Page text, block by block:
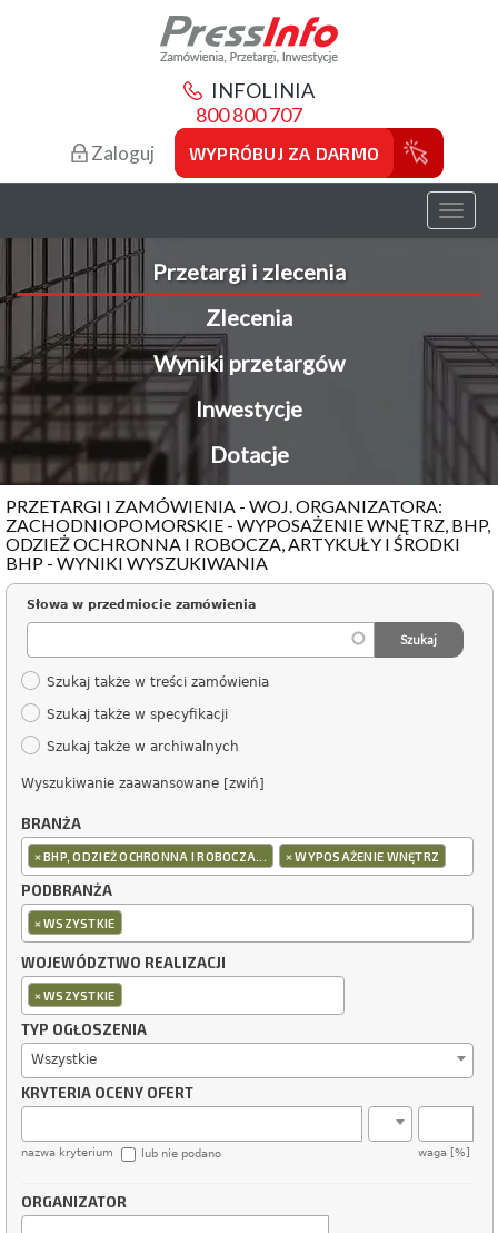
INFOLINIA
800 800 707
Zaloguj WYPRÓBUJ ZA DARMO
Toggle
Przetargi i zlecenia
Zlecenia
Wyniki przetargów
Inwestycje
Dotacje
PRZETARGI I ZAMÓWIENIA - WOJ. ORGANIZATORA:
ZACHODNIOPOMORSKIE - WYPOSAŻENIE WNĘTRZ, BHP,
ODZIEŻ OCHRONNA I ROBOCZA, ARTYKUŁY I ŚRODKI
BHP - WYNIKI WYSZUKIWANIA
Słowa w przedmiocie zamówienia
Szukaj także w treści zamówienia
Szukaj także w specyfikacji
Szukaj także w archiwalnych
Wyszukiwanie zaawansowane [zwiń]
BRANŻA
×BHP, ODZIEŻ OCHRONNA I ROBOCZA... ×WYPOSAŻENIE WNĘTRZ
PODBRANŻA
×WSZYSTKIE
WOJEWÓDZTWO REALIZACJI
×WSZYSTKIE
TYP OGŁOSZENIA
Wszystkie
KRYTERIA OCENY OFERT
nazwa kryterium waga [%]
lub nie podano
ORGANIZATOR